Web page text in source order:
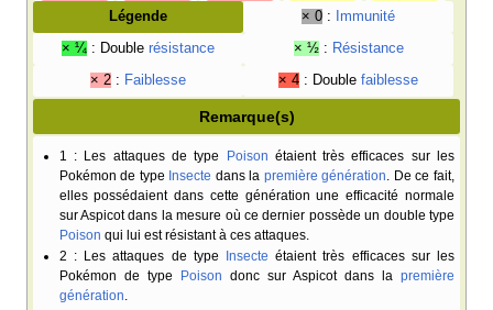
Légende × 0 : Immunité
× ¼ : Double résistance × ½ : Résistance
× 2 : Faiblesse × 4 : Double faiblesse
Remarque(s)
1 : Les attaques de type Poison étaient très efficaces sur les
Pokémon de type Insecte dans la première génération
. De ce fait,
elles possédaient dans cette génération une efficacité normale
sur Aspicot dans la mesure où ce dernier possède un double type
Poison qui lui est résistant à ces attaques.
2
: Les attaques de type Insecte étaient très efficaces sur les
Pokémon de type
Poison donc sur Aspicot dans lapremière
génération